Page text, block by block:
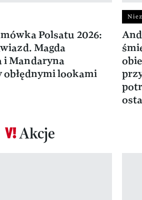
Polsatu 2026:
Magda
i Mandaryna
obłędnymi lookami
Akcje